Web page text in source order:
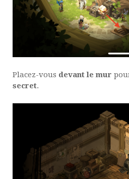
Placez-vous devant le mur
secret.